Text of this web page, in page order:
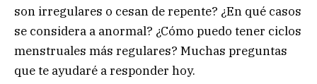
son irregulares o cesan de repente? ¿En qué casos
se considera a anormal? ¿Cómo puedo tener ciclos
menstruales más regulares? Muchas preguntas
que te ayudaré a responder hoy.